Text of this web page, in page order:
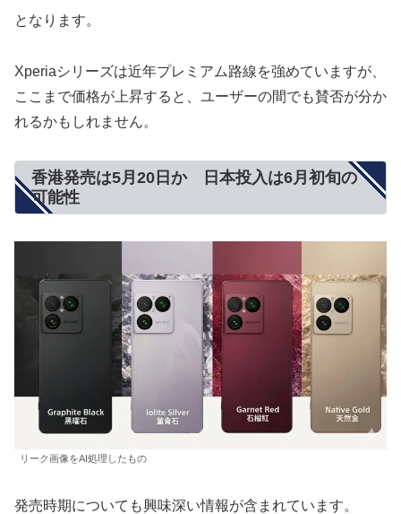
となります。
Xperiaシリーズは近年プレミアム路線を強めていますが、
ここまで価格が上昇すると、ユーザーの間でも賛否が分か
れるかもしれません。
香港発売は5月20日か 日本投入は6月初旬の
可能性
リーク画像をAI処理したもの
発売時期についても興味深い情報が含まれています。